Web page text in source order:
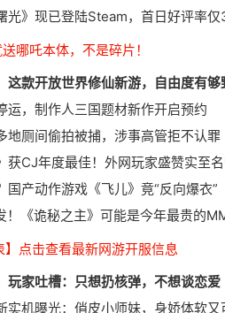
影游：玩家想
谈恋爱？
绅
光》现已登陆Steam，首日好评率仅
哪吒本体，不是碎片！
款开放世界修仙新游，自由度有够
运，制作人三国题材新作开启预约
地厕间偷拍被捕，涉事高管拒不认罪
获CJ年度最佳！外网玩家盛赞实至
国产动作游戏《飞儿》竟“反向爆衣”
！《诡秘之主》可能是今年最贵的
】点击查看最新网游开服信息
玩家吐槽：只想扔核弹，不想谈恋爱
实机曝光：俏皮小师妹，身娇体软又